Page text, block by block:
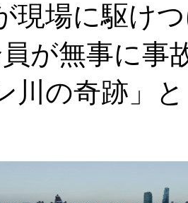
現場に駆け
が無事に事
川の奇跡」